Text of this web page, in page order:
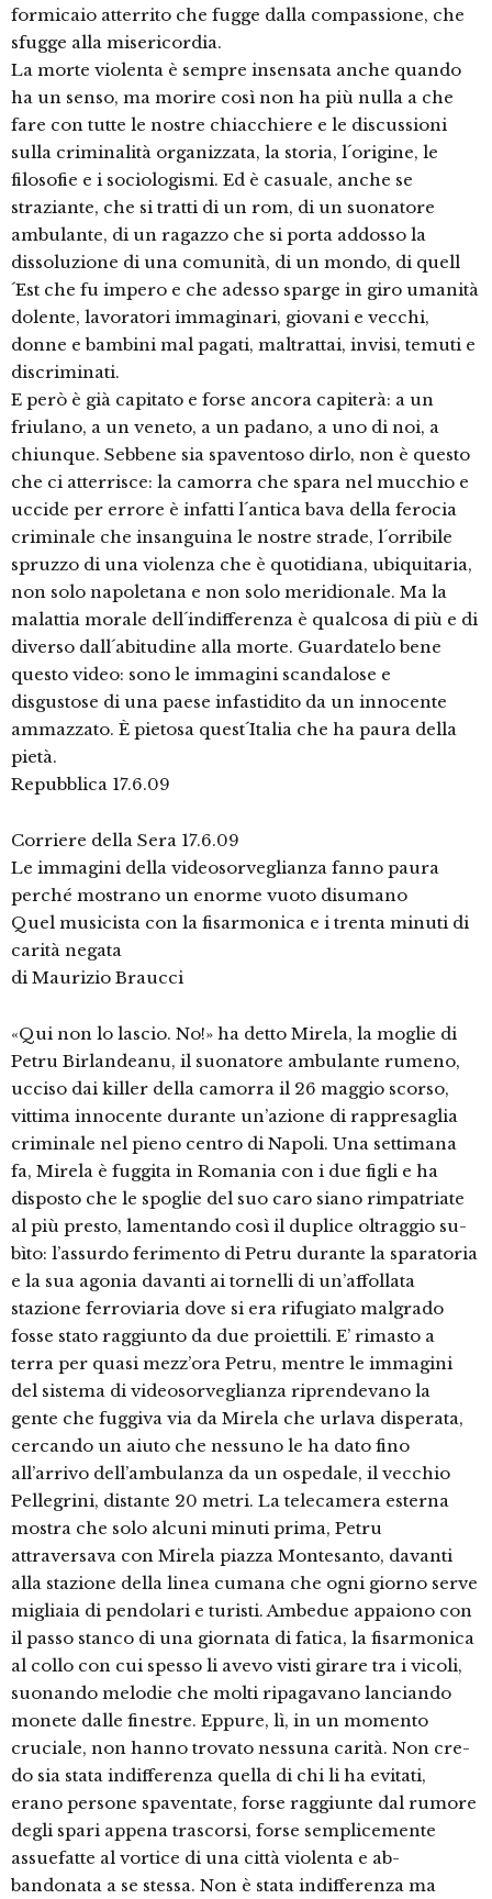
formicaio atterrito che fugge dalla compassione, che
sfugge alla misericordia.
La morte violenta è sempre insensata anche quando
ha un senso, ma morire così non ha più nulla a che
fare con tutte le nostre chiacchiere e le discussioni
sulla criminalità organizzata, la storia, l´origine, le
filosofie e i sociologismi. Ed è casuale, anche se
straziante, che si tratti di un rom, di un suonatore
ambulante, di un ragazzo che si porta addosso la
dissoluzione di una comunità, di un mondo, di quell
´Est che fu impero e che adesso sparge in giro umanità
dolente, lavoratori immaginari, giovani e vecchi,
donne e bambini mal pagati, maltrattai, invisi, temuti e
discriminati.
E però è già capitato e forse ancora capiterà: a un
friulano, a un veneto, a un padano, a uno di noi, a
chiunque. Sebbene sia spaventoso dirlo, non è questo
che ci atterrisce: la camorra che spara nel mucchio e
uccide per errore è infatti l´antica bava della ferocia
criminale che insanguina le nostre strade, l´orribile
spruzzo di una violenza che è quotidiana, ubiquitaria,
non solo napoletana e non solo meridionale. Ma la
malattia morale dell´indifferenza è qualcosa di più e di
diverso dall´abitudine alla morte. Guardatelo bene
questo video: sono le immagini scandalose e
disgustose di una paese infastidito da un innocente
ammazzato. È pietosa quest´Italia che ha paura della
pietà.
Repubblica 17.6.09
Corriere della Sera 17.6.09
Le immagini della videosorveglianza fanno paura
perché mostrano un enorme vuoto disumano
Quel musicista con la fisarmonica e i trenta minuti di
carità negata
di Maurizio Braucci
«Qui non lo lascio. No!» ha detto Mi­rela, la moglie di
Petru Birlandeanu, il suonatore ambulante rumeno,
ucciso dai killer della camorra il 26 maggio scorso,
vittima innocente durante un’azione di rappresaglia
criminale nel pieno centro di Napoli. Una settimana
fa, Mirela è fuggita in Romania con i due figli e ha
disposto che le spoglie del suo caro siano rimpatriate
al più presto, lamentando così il duplice oltraggio su­
bìto: l’assurdo ferimento di Petru duran­te la sparatoria
e la sua agonia davanti ai tornelli di un’affollata
stazione ferrovia­ria dove si era rifugiato malgrado
fosse stato raggiunto da due proiettili. E’ rima­sto a
terra per quasi mezz’ora Petru, mentre le immagini
del sistema di video­sorveglianza riprendevano la
gente che fuggiva via da Mirela che urlava dispera­ta,
cercando un aiuto che nessuno le ha dato fino
all’arrivo dell’ambulanza da un ospedale, il vecchio
Pellegrini, distan­te 20 metri. La telecamera esterna
mo­stra che solo alcuni minuti prima, Petru
attraversava con Mirela piazza Monte­santo, davanti
alla stazione della linea cumana che ogni giorno serve
migliaia di pendolari e turisti. Ambedue appaio­no con
il passo stanco di una giornata di fatica, la fisarmonica
al collo con cui spesso li avevo visti girare tra i vicoli,
suonando melodie che molti ripagava­no lanciando
monete dalle finestre. Ep­pure, lì, in un momento
cruciale, non hanno trovato nessuna carità. Non cre­
do sia stata indifferenza quella di chi li ha evitati,
erano persone spaventate, for­se raggiunte dal rumore
degli spari appe­na trascorsi, forse semplicemente
assue­fatte al vortice di una città violenta e ab­
bandonata a se stessa. Non è stata indif­ferenza ma